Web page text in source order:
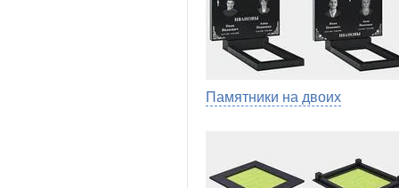
Памятники на двоих